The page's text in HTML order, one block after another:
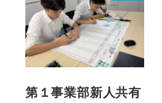
第１事業部新人共有